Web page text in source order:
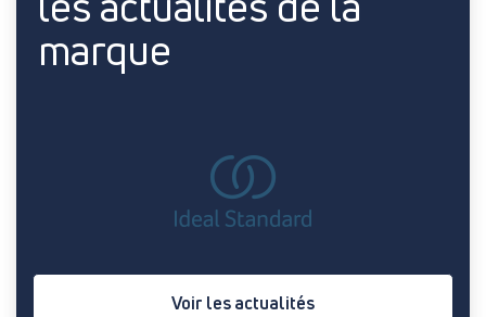
marque
Voir les actualités